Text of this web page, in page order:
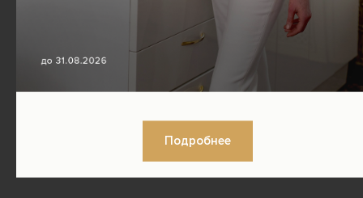
Подробнее